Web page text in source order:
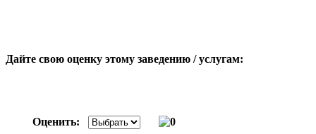
Дайте свою оценку этому заведению / услугам:
Оценить: